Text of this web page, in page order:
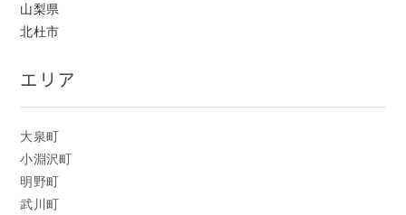
山梨県
北杜市
エリア
大泉町
小淵沢町
明野町
武川町